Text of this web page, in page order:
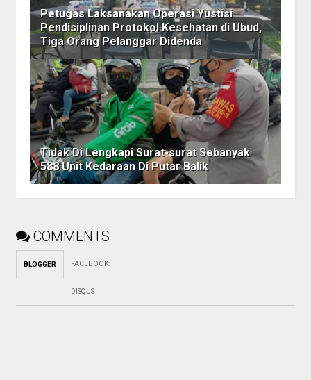
Petugas Laksanakan Operasi Yustisi
Pendisiplinan Protokol Kesehatan di Ubud,
Tiga Orang Pelanggar Didenda
Tidak Di Lengkapi Surat-surat Sebanyak
588 Unit Kedaraan Di Putar Balik
COMMENTS
BLOGGER FACEBOOK:
DISQUS